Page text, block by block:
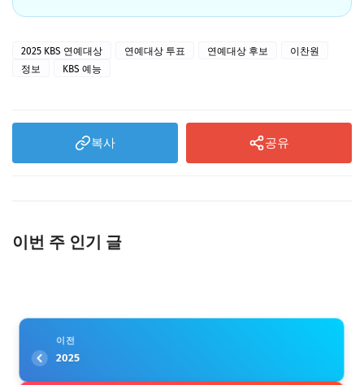
2025 KBS 연예대상 연예대상 투표 연예대상 후보
이찬원
정보
KBS 예능
복사 공유
이번 주 인기 글
이전
2025